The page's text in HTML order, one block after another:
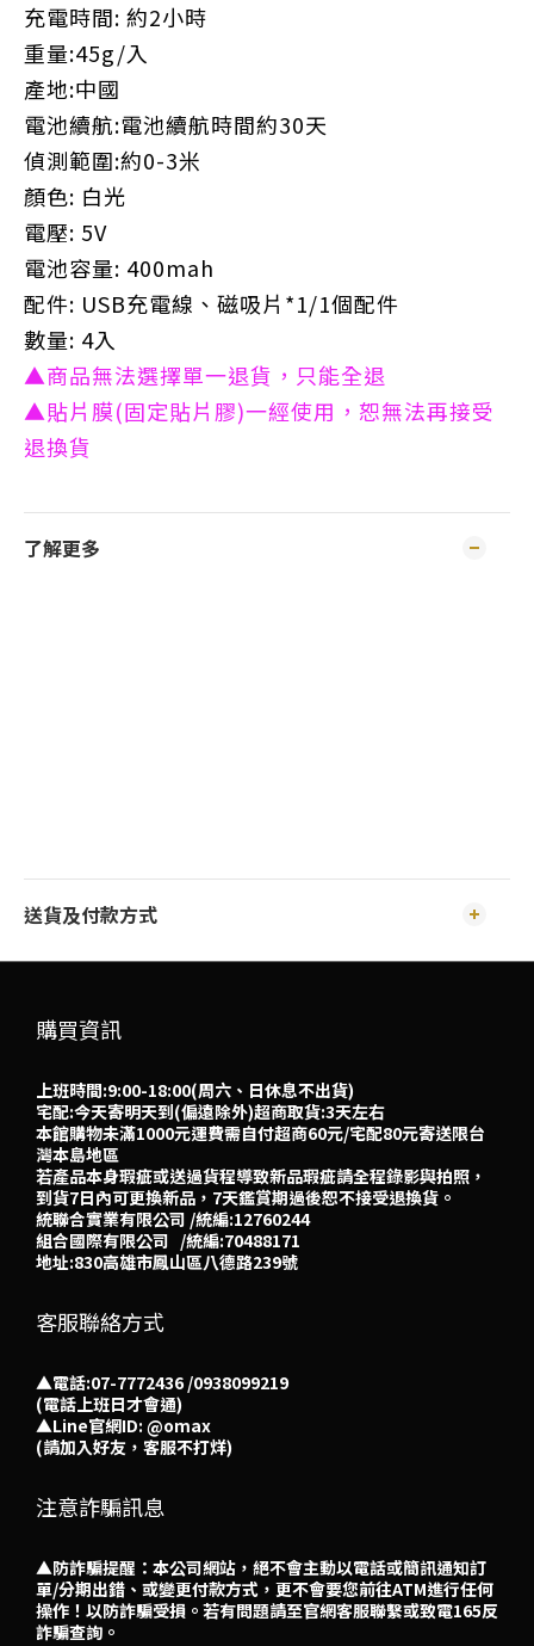
充電時間: 約2小時
重量:45g/入
產地:中國
電池續航:電池續航時間約30天
偵測範圍:約0-3米
顏色: 白光
電壓: 5V
電池容量: 400mah
配件: USB充電線、磁吸片*1/1個配件
數量: 4入
▲商品無法選擇單一退貨，只能全退
▲貼片膜(固定貼片膠)一經使用，恕無法再接受
退換貨
了解更多
送貨及付款方式
購買資訊
上班時間:9:00-18:00(周六、日休息不出貨)
宅配:今天寄明天到(偏遠除外)超商取貨:3天左右
本館購物未滿1000元運費需自付超商60元/宅配80元寄送限台
灣本島地區
若產品本身瑕疵或送過貨程導致新品瑕疵請全程錄影與拍照，
到貨7日內可更換新品，7天鑑賞期過後恕不接受退換貨。
統聯合實業有限公司 /統編:12760244
組合國際有限公司 /統編:70488171
地址:830高雄市鳳山區八德路239號
客服聯絡方式
▲電話:07-7772436 /0938099219
(電話上班日才會通)
▲Line官網ID: @omax​
(請加入好友，客服不打烊)
注意詐騙訊息
▲防詐騙提醒：本公司網站，絕不會主動以電話或簡訊通知訂
單/分期出錯、或變更付款方式，更不會要您前往ATM進行任何
操作！以防詐騙受損。若有問題請至官網客服聯繫或致電165反
詐騙查詢。